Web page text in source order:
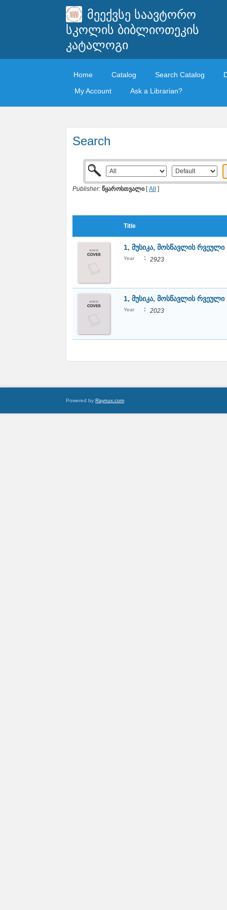
მეექვსე საავტორო
სკოლის ბიბლიოთეკის
კატალოგი
Home Catalog Search Catalog
My Account
Ask a Librarian?
Search
Publisher: წყაროსთვალი [All ]
Title
1, მუსიკა, მოსწავლის რვეული
Year : 2923
1, მუსიკა, მოსწავლის რვეული
Year : 2023
Powered by Raynux.com